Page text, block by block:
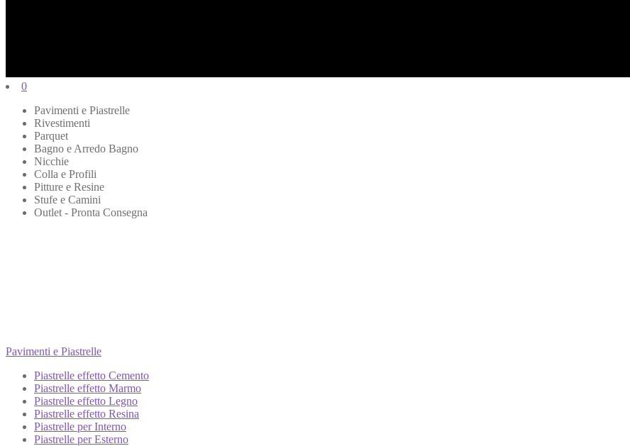
0
Pavimenti e Piastrelle
Rivestimenti
Parquet
Bagno e Arredo Bagno
Nicchie
Colla e Profili
Pitture e Resine
Stufe e Camini
Outlet - Pronta Consegna
Pavimenti e Piastrelle
Piastrelle effetto Cemento
Piastrelle effetto Marmo
Piastrelle effetto Legno
Piastrelle effetto Resina
Piastrelle per Interno
Piastrelle per Esterno